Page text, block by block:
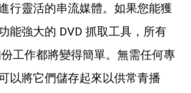
行靈活的串流媒體。如果您能獲
能強大的 DVD 抓取工具，所有
工作都將變得簡單。無需任何專
以將它們儲存起來以供常青播